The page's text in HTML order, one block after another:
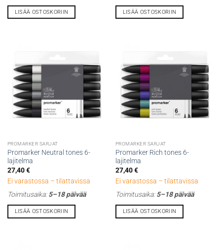
LISÄÄ OSTOSKORIIN LISÄÄ OSTOSKORIIN
PROMARKER SARJAT
Promarker Neutral tones 6-
lajitelma
27,40€
Ei varastossa – tilattavissa
Toimitusaika:5–18 päivää
LISÄÄ OSTOSKORIIN
PROMARKER SARJAT
Promarker Rich tones 6-
lajitelma
27,40€
Ei varastossa – tilattavissa
Toimitusaika:5–18 päivää
LISÄÄ OSTOSKORIIN